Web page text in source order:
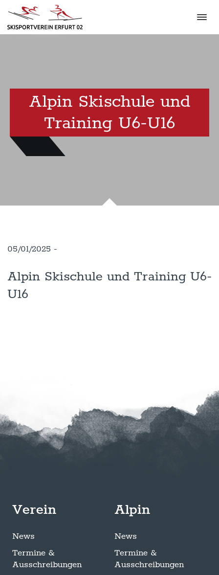
Alpin Skischule und
Training U6-U16
05/01/2025 -
Alpin Skischule und Training U6-
U16
Verein
News
Termine &
Ausschreibungen
Alpin
News
Termine &
Ausschreibungen